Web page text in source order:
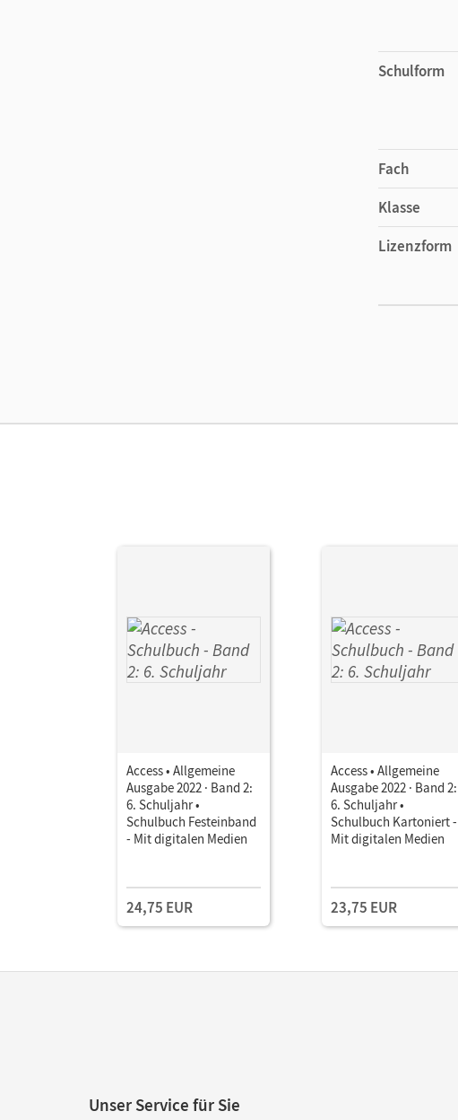
Schulform
Fach
Klasse
Lizenzform
Verlag
Access • Allgemeine
Ausgabe 2022 · Band 2:
6. Schuljahr •
Schulbuch Festeinband
- Mit digitalen Medien
24,75 EUR
Access • Allgemeine
Ausgabe 2022 · Band 2:
6. Schuljahr •
Schulbuch Kartoniert -
Mit digitalen Medien
23,75 EUR
Unser Service für Sie